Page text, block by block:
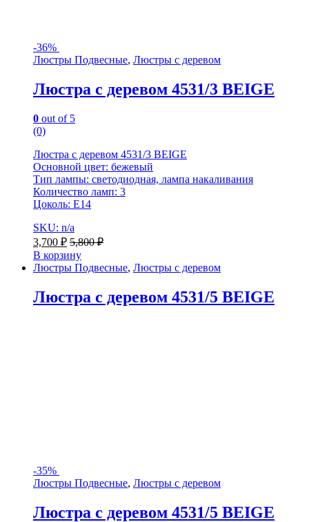
-36%
Люстры Подвесные, Люстры с деревом
Люстра с деревом 4531/3 BEIGE
0 out of 5
(0)
Люстра с деревом 4531/3 BEIGE
Основной цвет: бежевый
Тип лампы: светодиодная, лампа накаливания
Количество ламп: 3
Цоколь: Е14
SKU: n/a
3,700 ₽ 5,800₽
В корзину
Люстры Подвесные, Люстры с деревом
Люстра с деревом 4531/5 BEIGE
-35%
Люстры Подвесные, Люстры с деревом
Люстра с деревом 4531/5 BEIGE